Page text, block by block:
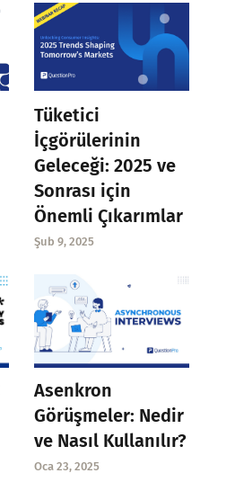
Tüketici
İçgörülerinin
Geleceği: 2025 ve
Sonrası için
Önemli Çıkarımlar
Şub 9, 2025
Asenkron
Görüşmeler: Nedir
ve Nasıl Kullanılır?
Oca 23, 2025